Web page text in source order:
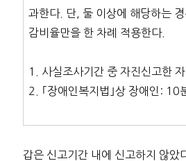
과한다. 단, 둘 이상에 해당하는
감비율만을 한 차례 적용한다.
1. 사실조사기간 중 자진신고한
2. ｢장애인복지법｣상 장애인: 10
갑은 신고기간 내에 신고하지 않았